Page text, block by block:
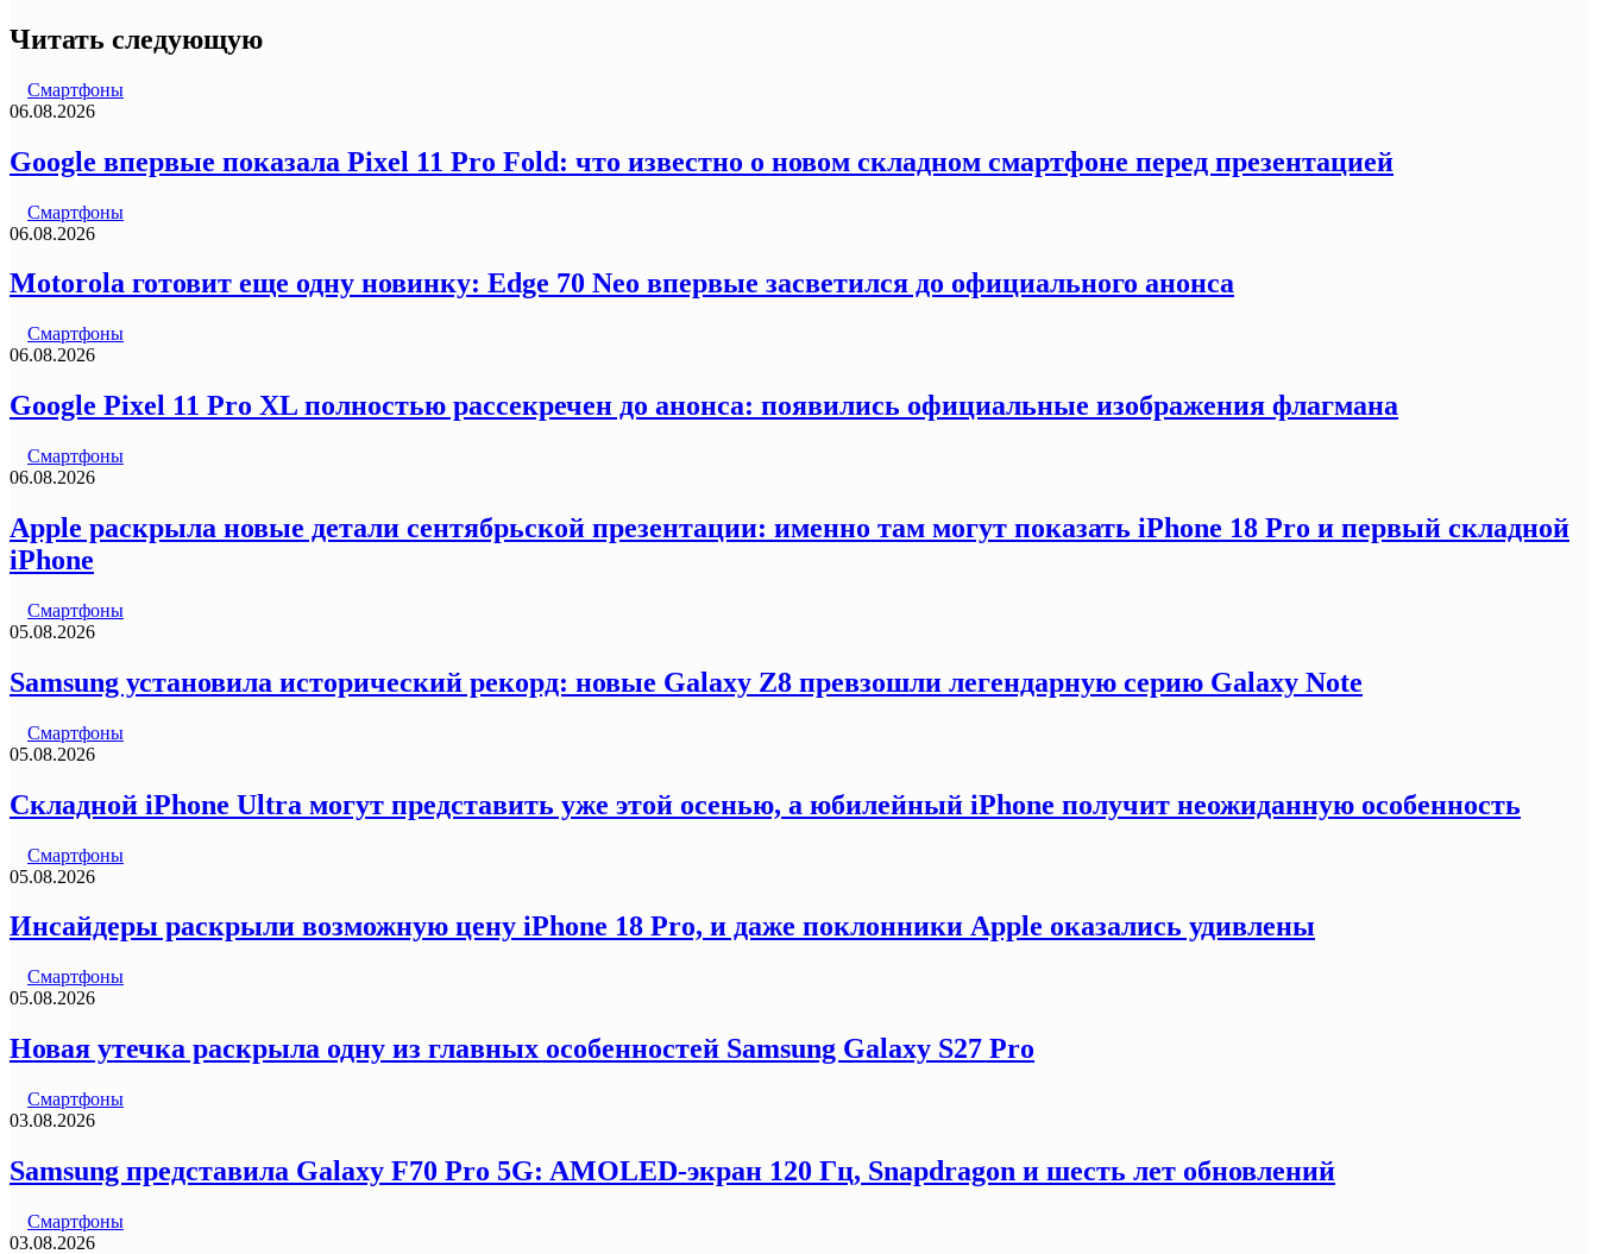
Читать следующую
Смартфоны
06.08.2026
Google впервые показала Pixel 11 Pro Fold: что известно о новом складном смартфоне перед презентацией
Смартфоны
06.08.2026
Motorola готовит еще одну новинку: Edge 70 Neo впервые засветился до официального анонса
Смартфоны
06.08.2026
Google Pixel 11 Pro XL полностью рассекречен до анонса: появились официальные изображения флагмана
Смартфоны
06.08.2026
Apple раскрыла новые детали сентябрьской презентации: именно там могут показать iPhone 18 Pro и первый складной
iPhone
Смартфоны
05.08.2026
Samsung установила исторический рекорд: новые Galaxy Z8 превзошли легендарную серию Galaxy Note
Смартфоны
05.08.2026
Складной iPhone Ultra могут представить уже этой осенью, а юбилейный iPhone получит неожиданную особенность
Смартфоны
05.08.2026
Инсайдеры раскрыли возможную цену iPhone 18 Pro, и даже поклонники Apple оказались удивлены
Смартфоны
05.08.2026
Новая утечка раскрыла одну из главных особенностей Samsung Galaxy S27 Pro
Смартфоны
03.08.2026
Samsung представила Galaxy F70 Pro 5G: AMOLED-экран 120 Гц, Snapdragon и шесть лет обновлений
Смартфоны
03.08.2026